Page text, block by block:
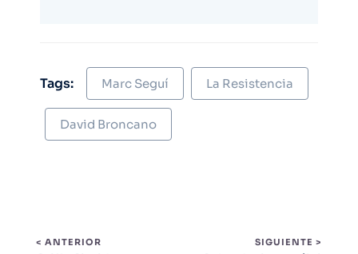
Tags: Marc Seguí La Resistencia
David Broncano
< ANTERIOR SIGUIENTE >